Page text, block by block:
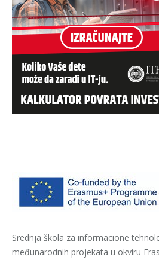
Srednja škola za informacione
međunarodnih projekata u okviru